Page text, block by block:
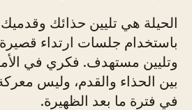
الحيلة هي تليين حذائك
باستخدام جلسات ارتداء
وتليين مستهدف. فكري في
بين الحذاء والقدم، وليس
في فترة ما بعد الظهيرة.